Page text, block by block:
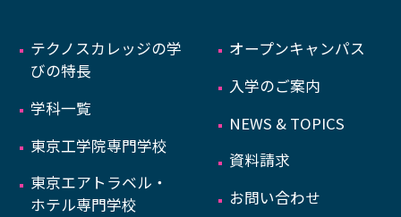
テクノスカレッジの学
びの特長
学科一覧
東京工学院専門学校
東京エアトラベル・
ホテル専門学校
オープンキャンパス
入学のご案内
NEWS & TOPICS
資料請求
お問い合わせ